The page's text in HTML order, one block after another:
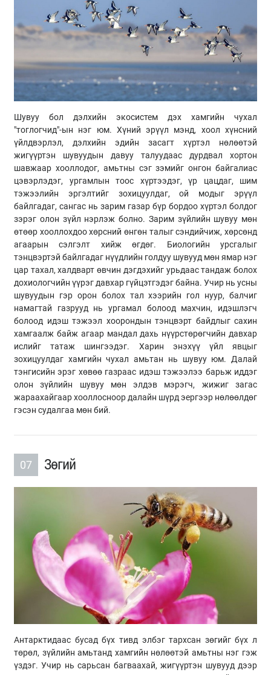
Шувуу бол дэлхийн экосистем дэх хамгийн чухал
"тоглогчид"-ын нэг юм. Хүний эрүүл мэнд, хоол хүнсний
үйлдвэрлэл, дэлхийн эдийн засагт хүртэл нөлөөтэй
жигүүртэн шувуудын давуу талуудаас дурдвал хортон
шавжаар хооллодог, амьтны сэг зэмийг онгон байгалиас
цэвэрлэдэг, ургамлын тоос хүртээдэг, үр цацдаг, шим
тэжээлийн эргэлтийг зохицуулдаг, ой модыг эрүүл
байлгадаг, сангас нь зарим газар бүр бордоо хүртэл болдог
зэрэг олон зүйл нэрлэж болно. Зарим зүйлийн шувуу мөн
өтөөр хооллохдоо хөрсний өнгөн талыг сэндийчиж, хөрсөнд
агаарын сэлгэлт хийж өгдөг. Биологийн урсгалыг
тэнцвэртэй байлгадаг нүүдлийн голдуу шувууд мөн ямар нэг
цар тахал, халдварт өвчин дэгдэхийг урьдаас тандаж болох
дохиологчийн үүрэг давхар гүйцэтгэдэг байна. Учир нь усны
шувуудын гэр орон болох тал хээрийн гол нуур, балчиг
намагтай газрууд нь ургамал болоод махчин, идэшлэгч
болоод идэш тэжээл хоорондын тэнцвэрт байдлыг сахин
хамгаалж байж агаар мандал дахь нүүрстөрөгчийн давхар
ислийг татаж шингээдэг. Харин энэхүү үйл явцыг
зохицуулдаг хамгийн чухал амьтан нь шувуу юм. Далай
тэнгисийн эрэг хөвөө газраас идэш тэжээлээ барьж иддэг
олон зүйлийн шувуу мөн элдэв мэрэгч, жижиг загас
жараахайгаар хооллосноор далайн шүрд эергээр нөлөөлдөг
гэсэн судалгаа мөн бий.
07 Зөгий
Антарктидаас бусад бүх тивд элбэг тархсан зөгийг бүх л
төрөл, зүйлийн амьтанд хамгийн нөлөөтэй амьтны нэг гэж
үздэг. Учир нь сарьсан багваахай, жигүүртэн шувууд дээр